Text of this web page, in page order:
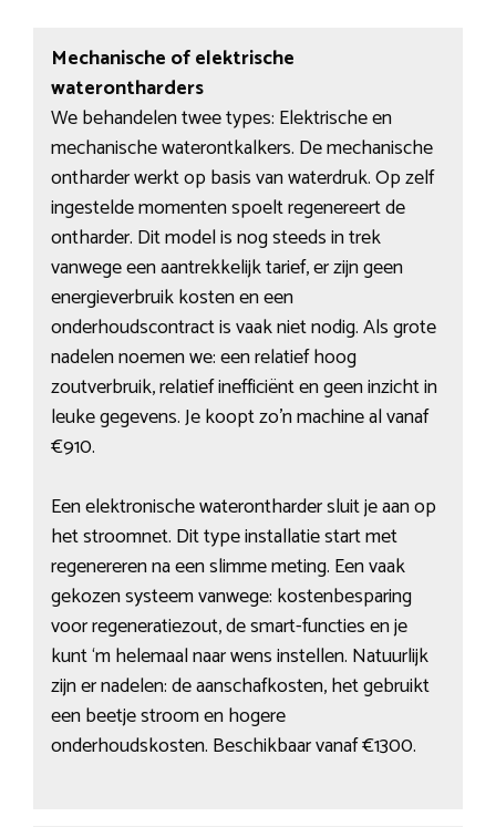
Mechanische of elektrische
waterontharders
We behandelen twee types: Elektrische en
mechanische waterontkalkers. De mechanische
ontharder werkt op basis van waterdruk. Op zelf
ingestelde momenten spoelt regenereert de
ontharder. Dit model is nog steeds in trek
vanwege een aantrekkelijk tarief, er zijn geen
energieverbruik kosten en een
onderhoudscontract is vaak niet nodig. Als grote
nadelen noemen we: een relatief hoog
zoutverbruik, relatief inefficiënt en geen inzicht in
leuke gegevens. Je koopt zo’n machine al vanaf
€910.
Een elektronische waterontharder sluit je aan op
het stroomnet. Dit type installatie start met
regenereren na een slimme meting. Een vaak
gekozen systeem vanwege: kostenbesparing
voor regeneratiezout, de smart-functies en je
kunt ‘m helemaal naar wens instellen. Natuurlijk
zijn er nadelen: de aanschafkosten, het gebruikt
een beetje stroom en hogere
onderhoudskosten. Beschikbaar vanaf €1300.